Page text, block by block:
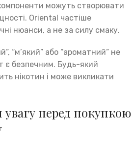
можуть створювати
Oriental частіше
нюанси, а не за силу смаку.
“м’який” або “ароматний” не
є безпечним. Будь-який
нікотин і може викликати
перед покупкою